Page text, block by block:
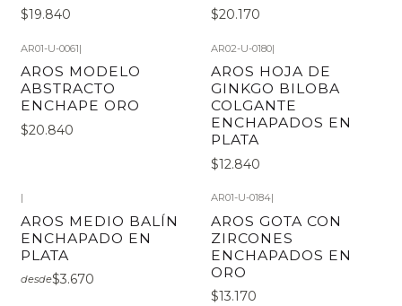
$19.840 $20.170
AR01-U-0061|
AROS MODELO
ABSTRACTO
ENCHAPE ORO
$20.840
AR02-U-0180|
AROS HOJA DE
GINKGO BILOBA
COLGANTE
ENCHAPADOS EN
PLATA
$12.840
|
AROS MEDIO BALÍN
ENCHAPADO EN
PLATA
desde$3.670
AR01-U-0184|
AROS GOTA CON
ZIRCONES
ENCHAPADOS EN
ORO
$13.170